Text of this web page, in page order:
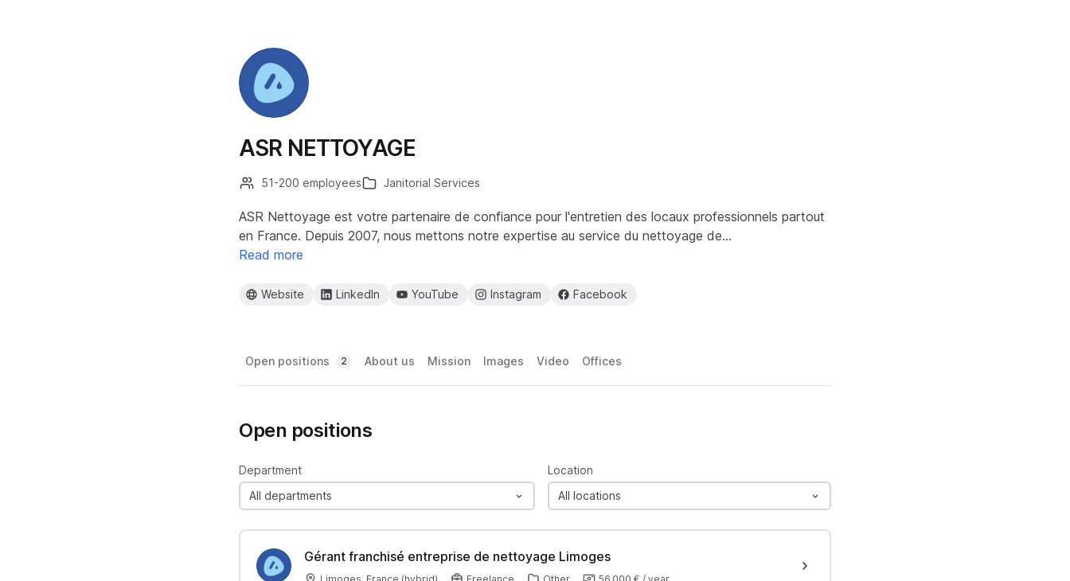
ASR NETTOYAGE
51-200 employees Janitorial Services
ASR Nettoyage est votre partenaire de confiance pour l'entretien des locaux professionnels partout
en France. Depuis 2007, nous mettons notre expertise au service du nettoyage de…
Read more
Website LinkedIn YouTube Instagram Facebook
Open positions 2 About us Mission Images Video Offices
Open positions
Department
All departments
Location
All locations
Gérant franchisé entreprise de nettoyage Limoges
Limoges, France (hybrid) Freelance Other 56 000 € / year